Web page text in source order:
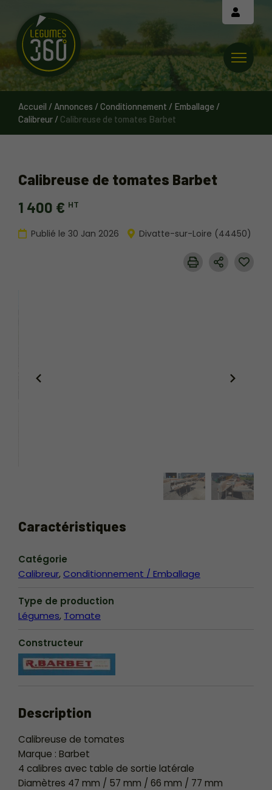
Accueil / Annonces /Conditionnement / Emballage /
Calibreur / Calibreuse de tomates Barbet
Calibreuse de tomates Barbet
1 400 € HT
Publié le 30 Jan 2026 Divatte-sur-Loire (44450)
Caractéristiques
Catégorie
Calibreur Conditionnement / Emballage
Type de production
Légumes Tomate
Constructeur
Description
Calibreuse de tomates
Marque : Barbet
4 calibres avec table de sortie latérale
Diamètres 47 mm / 57 mm / 66 mm / 77 mm